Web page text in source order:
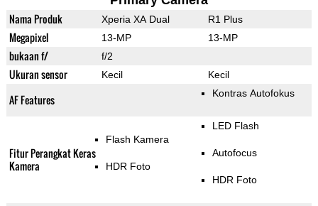
Nama Produk Xperia XA Dual R1 Plus
Megapixel 13-MP 13-MP
bukaan f/ f/2
Ukuran sensor Kecil Kecil
AF Features Kontras Autofokus
Fitur Perangkat Keras
Kamera
Flash Kamera
HDR Foto
LED Flash
Autofocus
HDR Foto